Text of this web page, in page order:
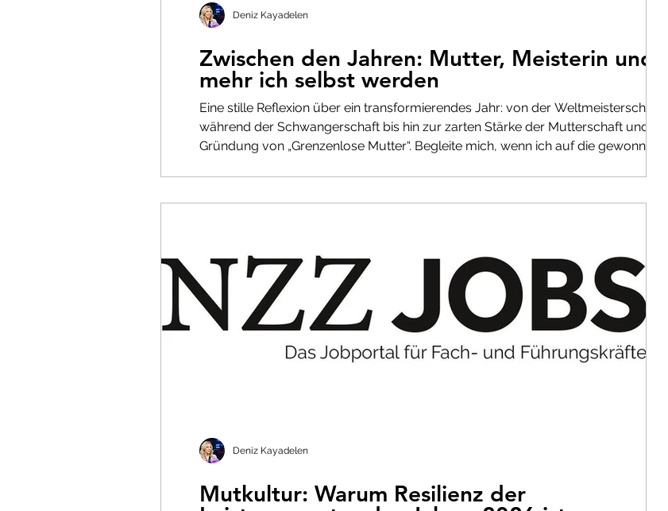
Zwischen den Jahren: Mutter, Meisterin und
mehr ich selbst werden
Eine stille Reflexion über ein transformierendes Jahr: von der Weltmeisterschaft
während der Schwangerschaft bis hin zur zarten Stärke der Mutterschaft und der
Gründung von „Grenzenlose Mutter“. Begleite mich, wenn ich auf die gewonnenen
Deniz Kayadelen
Mutkultur: Warum Resilienz der
Deniz Kayadelen